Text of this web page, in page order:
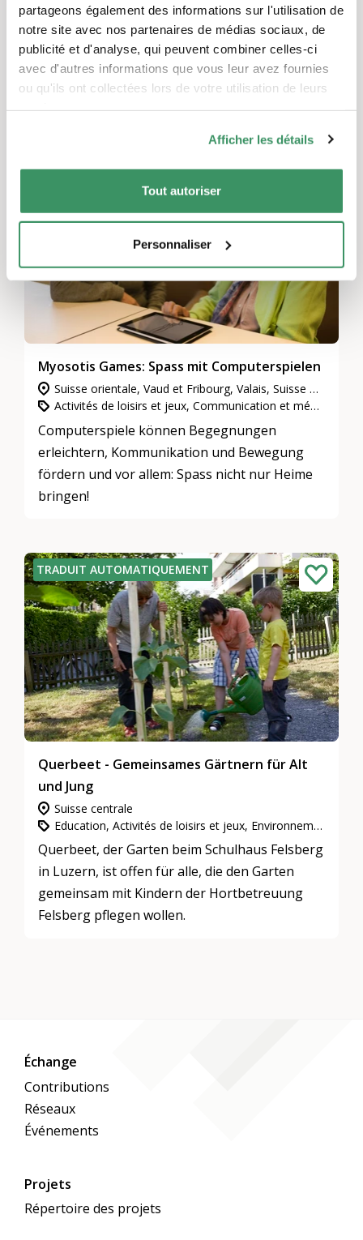
partageons également des informations sur l'utilisation de
notre site avec nos partenaires de médias sociaux, de
publicité et d'analyse, qui peuvent combiner celles-ci
avec d'autres informations que vous leur avez fournies
ou qu'ils ont collectées lors de votre utilisation de leurs
Afficher les détails
Tout autoriser
Personnaliser
Activités de loisirs et jeux, Santé, sport et activité physique
Spielschweiz ist eine Vernetzungs- und
Informationsplattform, welche das Spielen in
allen Generationen und zwischen den
Generationen fördern möchte.
TRADUIT AUTOMATIQUEMENT
Myosotis Games: Spass mit Computerspielen
Suisse orientale, Vaud et Fribourg, Valais, Suisse centrale, Zurich, Berne et Soleure, Suisse du Nord-Ouest, Grisons, Neuchâtel et Jura
Activités de loisirs et jeux, Communication et médias, Participation, intégration et inclusion
Computerspiele können Begegnungen
erleichtern, Kommunikation und Bewegung
fördern und vor allem: Spass nicht nur Heime
bringen!
TRADUIT AUTOMATIQUEMENT
Querbeet - Gemeinsames Gärtnern für Alt
und Jung
Suisse centrale
Education, Activités de loisirs et jeux, Environnement, nature et climat
Querbeet, der Garten beim Schulhaus Felsberg
in Luzern, ist offen für alle, die den Garten
gemeinsam mit Kindern der Hortbetreuung
Felsberg pflegen wollen.
Échange
Contributions
Réseaux
Événements
Projets
Répertoire des projets